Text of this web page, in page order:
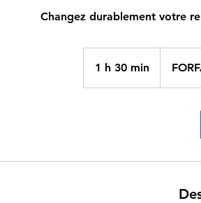
Changez durablement votre
1 h 30 min1
3